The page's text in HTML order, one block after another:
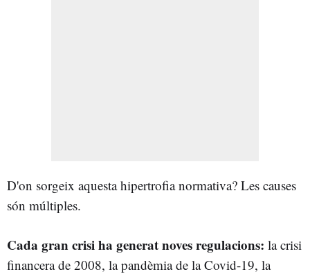
D'on sorgeix aquesta hipertrofia normativa? Les causes
són múltiples.
Cada gran crisi ha generat noves regulacions: la crisi
financera de 2008, la pandèmia de la Covid-19, la